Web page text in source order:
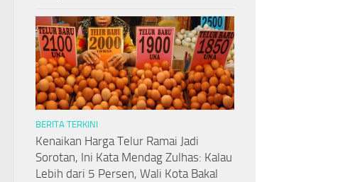
BERITA TERKINI
Kenaikan Harga Telur Ramai Jadi
Sorotan, Ini Kata Mendag Zulhas: Kalau
Lebih dari 5 Persen, Wali Kota Bakal